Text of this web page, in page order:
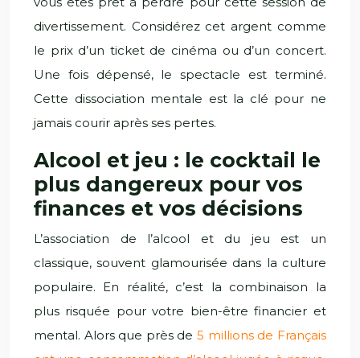
divertissement. Considérez cet argent comme
le prix d’un ticket de cinéma ou d’un concert.
Une fois dépensé, le spectacle est terminé.
Cette dissociation mentale est la clé pour ne
jamais courir après ses pertes.
Alcool et jeu : le cocktail le
plus dangereux pour vos
finances et vos décisions
L’association de l’alcool et du jeu est un
classique, souvent glamourisée dans la culture
populaire. En réalité, c’est la combinaison la
plus risquée pour votre bien-être financier et
mental. Alors que près de5 millions de Français